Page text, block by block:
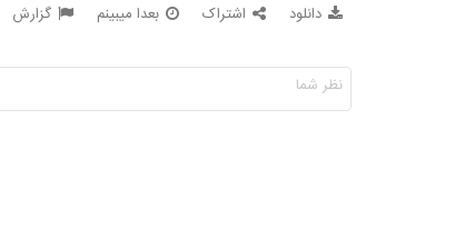
دانلود اشتراک بعدا میبینم گزارش